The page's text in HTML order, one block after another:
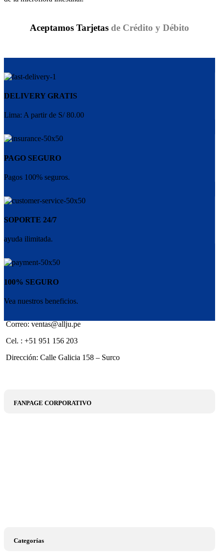
Aceptamos Tarjetas de Crédito y Débito
DELIVERY GRATIS
Lima: A partir de S/ 80.00
PAGO SEGURO
Pagos 100% seguros.
SOPORTE 24/7
ayuda ilimitada.
100% SEGURO
Vea nuestros beneficios.
Correo: ventas@allju.pe
Cel. : +51 951 156 203
Dirección: Calle Galicia 158 – Surco
FANPAGE CORPORATIVO
Categorías